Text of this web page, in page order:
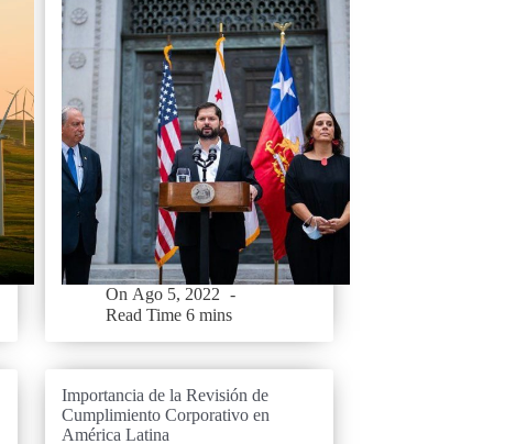
On Ago 5, 2022
Read Time 6 mins
Importancia de la Revisión de
Cumplimiento Corporativo en
América Latina